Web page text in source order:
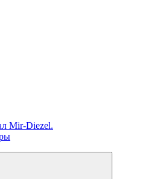
Обзор новинок популярных